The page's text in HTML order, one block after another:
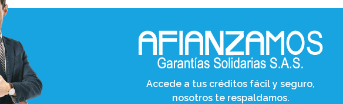
Accede a tus créditos fácil y seguro,
nosotros te respaldamos.